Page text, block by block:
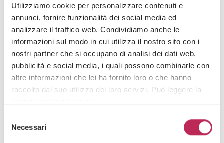
Utilizziamo cookie per personalizzare contenuti e
annunci, fornire funzionalità dei social media ed
analizzare il traffico web. Condividiamo anche le
informazioni sul modo in cui utilizza il nostro sito con i
nostri partner che si occupano di analisi dei dati web,
pubblicità e social media, i quali possono combinarle con
altre informazioni che lei ha fornito loro o che hanno
raccolto dal suo utilizzo dei loro servizi. Può leggere la
Attenzione: chiudendo questo banner, cliccando in
un’area sottostante o accedendo ad un’altra pagina del
delNecessari
28. November 2024
The new digital platform for submitting
authorization applications for renewable energy
plants
Entdecken Sie alles +